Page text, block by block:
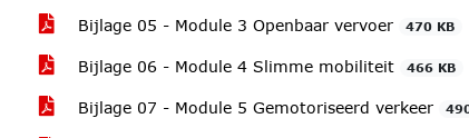
Bijlage 05 - Module 3 Openbaar vervoer 470 KB
Bijlage 06 - Module 4 Slimme mobiliteit 466 KB
Bijlage 07 - Module 5 Gemotoriseerd verkeer